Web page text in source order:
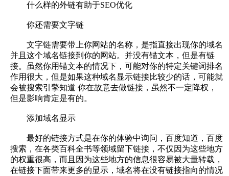
什么样的外链有助于SEO优化
你还需要文字链
文字链需要带上你网站的名称，是指直接出现你的域名
并且这个域名链接到你的网站。并没有锚文本，但是有链
接。虽然你用锚文本的情况下，可能对你的特定关键词排名
作用很大，但是如果这种域名显示链接比较少的话，可能就
会被搜索引擎知道 你在故意去做链接，虽然不一定降权，
但是影响肯定是有的。
添加域名显示
最好的链接方式是在你的体验中询问，百度知道，百度
搜索，在各类百科全书等领域留下链接，不仅因为这些地方
的权重很高，而且因为这些地方的信息很容易被大量转载，
在链接下面带来更多的显示，域名将在没有链接指向的情况